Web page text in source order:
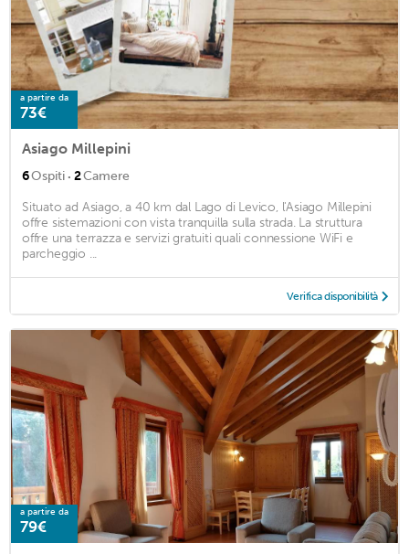
a partire da
73€
Asiago Millepini
6Ospiti · 2Camere
Situato ad Asiago, a 40 km dal Lago di Levico, l'Asiago Millepini
offre sistemazioni con vista tranquilla sulla strada. La struttura
offre una terrazza e servizi gratuiti quali connessione WiFi e
parcheggio ...
Verifica disponibilità
a partire da
79€